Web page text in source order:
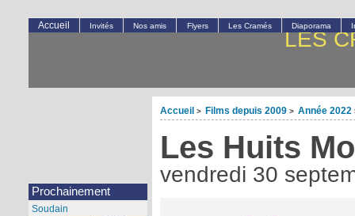
LES
Accueil > Films depuis 2009 > Année 2022
Les Huits
vendredi 30
Accueil Invités Nos amis Flyers Les Cramés Diaporama
Prochainement
Soudain